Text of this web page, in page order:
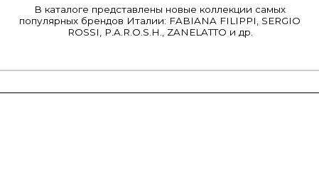
ROSSI, P.A.R.O.S.H., ZANELATTO и др.